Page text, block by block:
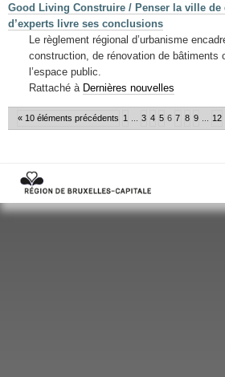
Good Living Construire / Penser la ville de
d’experts livre ses conclusions
Le règlement régional d’urbanisme
construction, de rénovation de bâtiments
l’espace public.
Rattaché à Dernières nouvelles
« 10 éléments précédents 1 3 4 5 6 7 8 9 12